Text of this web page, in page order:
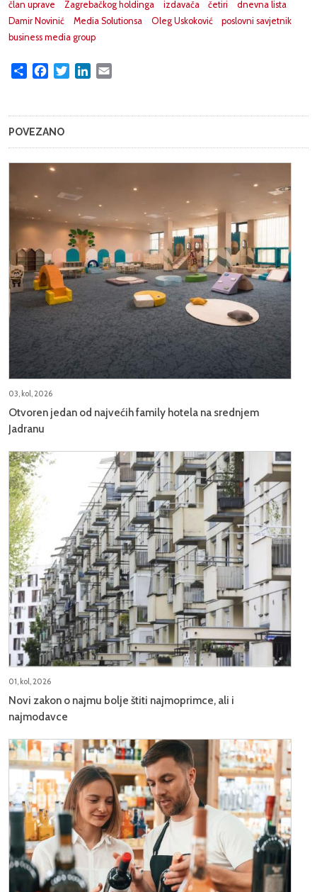
član uprave Zagrebačkog holdinga izdavača četiri
dnevna lista
Damir Novinić
Media Solutionsa Oleg Uskoković
poslovni savjetnik
business media group
Share FacebookTwitterLinkedIn
POVEZANO
03, kol, 2026
Otvoren jedan od najvećih family hotela na srednjem
Jadranu
01, kol, 2026
Novi zakon o najmu bolje štiti najmoprimce, ali i
najmodavce